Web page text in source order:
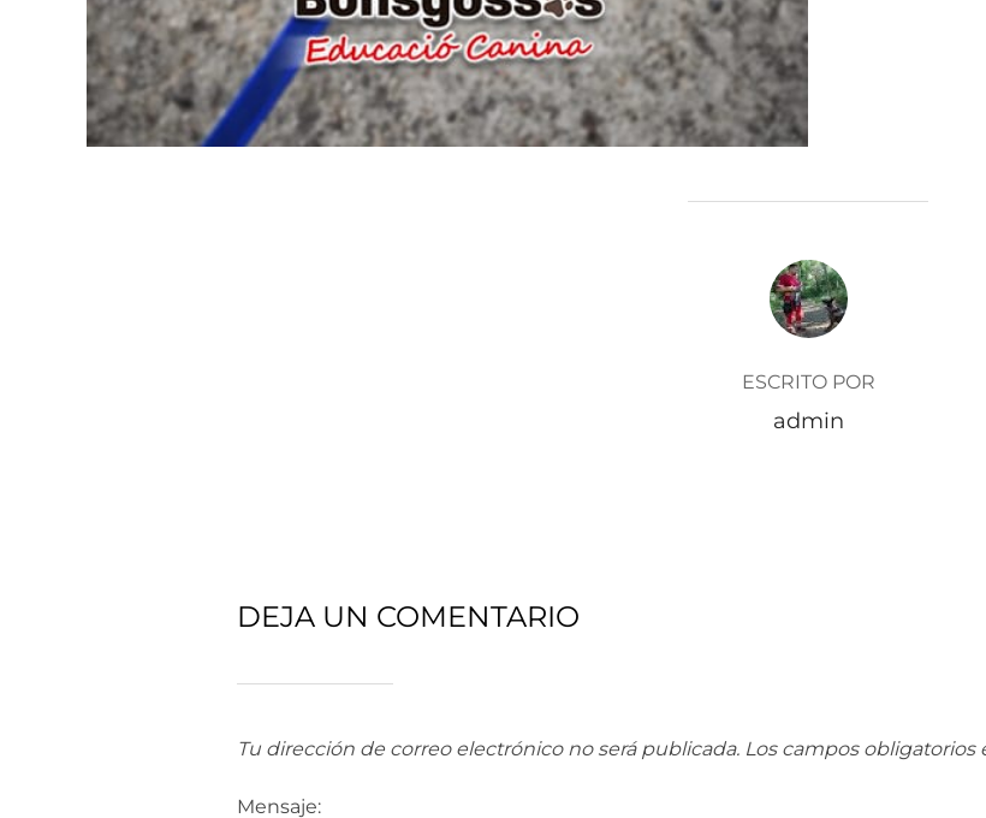
AUTOR DE LA ENTRADA
ESCRITO POR
admin
DEJA UN COMENTARIO
Tu dirección de correo electrónico no será publicada. Los campos obligatorios
Mensaje: